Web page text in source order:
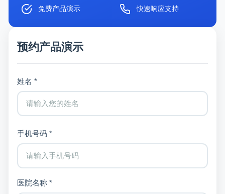
免费产品演示 快速响应支持
预约产品演示
姓名 *
手机号码 *
医院名称 *